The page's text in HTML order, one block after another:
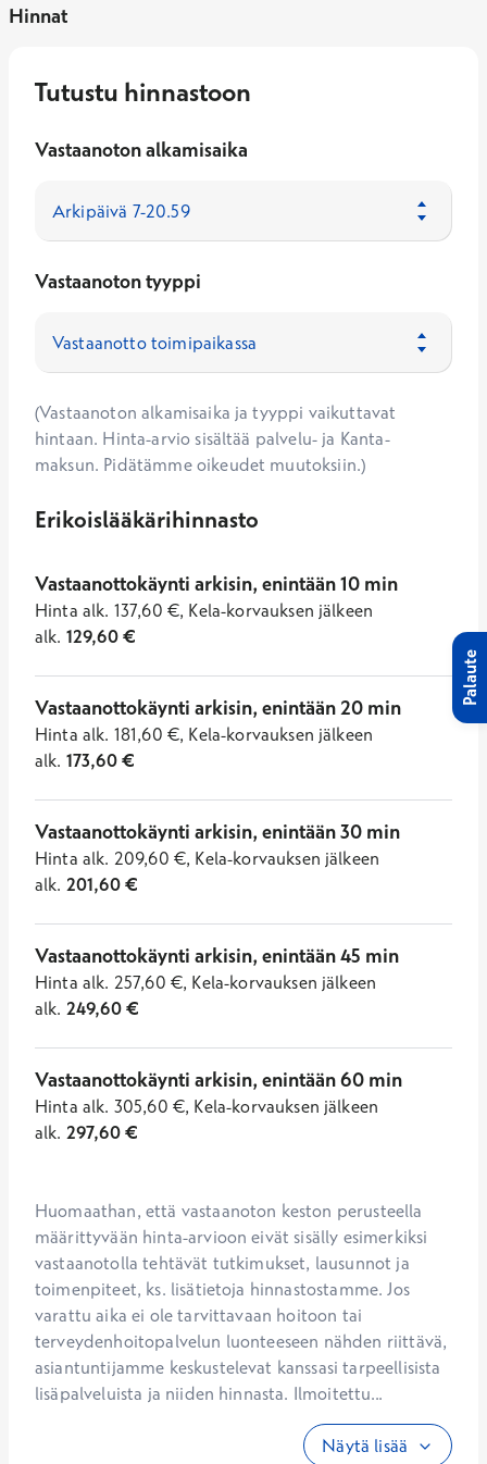
Hinnat
Tutustu hinnastoon
Vastaanoton alkamisaika
Vastaanoton tyyppi
(Vastaanoton alkamisaika ja tyyppi vaikuttavat
hintaan. Hinta-arvio sisältää palvelu- ja Kanta-
maksun. Pidätämme oikeudet muutoksiin.)
Erikoislääkärihinnasto
Vastaanottokäynti arkisin, enintään 10 min
Hinta alk. 137,60 €, Kela-korvauksen jälkeen
alk. 129,60€
Vastaanottokäynti arkisin, enintään 20 min
Hinta alk. 181,60 €, Kela-korvauksen jälkeen
alk. 173,60€
Vastaanottokäynti arkisin, enintään 30 min
Hinta alk. 209,60 €, Kela-korvauksen jälkeen
alk. 201,60€
Vastaanottokäynti arkisin, enintään 45 min
Hinta alk. 257,60 €, Kela-korvauksen jälkeen
alk. 249,60€
Vastaanottokäynti arkisin, enintään 60 min
Hinta alk. 305,60 €, Kela-korvauksen jälkeen
alk. 297,60€
Huomaathan, että vastaanoton keston perusteella
määrittyvään hinta-arvioon eivät sisälly esimerkiksi
vastaanotolla tehtävät tutkimukset, lausunnot ja
toimenpiteet, ks. lisätietoja hinnastostamme. Jos
varattu aika ei ole tarvittavaan hoitoon tai
terveydenhoitopalvelun luonteeseen nähden riittävä,
asiantuntijamme keskustelevat kanssasi tarpeellisista
lisäpalveluista ja niiden hinnasta. Ilmoitettu...
Näytä lisää
Palaute